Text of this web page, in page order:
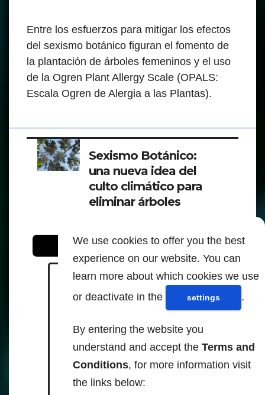
We use cookies to offer you the best
experience on our website. You can
learn more about which cookies we use
or deactivate in the
settings .
By entering the website you
understand and accept the Terms and
Conditions, for more information visit
the links below:
Entre los esfuerzos para mitigar los efectos
del sexismo botánico figuran el fomento de
la plantación de árboles femeninos y el uso
de la Ogren Plant Allergy Scale (OPALS:
Escala Ogren de Alergia a las Plantas).
Sexismo Botánico:
una nueva idea del
culto climático para
eliminar árboles
Para leer y saber más - Fuentes:
nbcwashington.com
verywellhealth.com
https://www.nbcwashington.co
m/news/health/how-male-